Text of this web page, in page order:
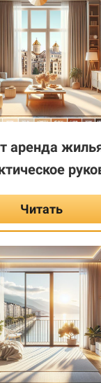
аренда
Читать